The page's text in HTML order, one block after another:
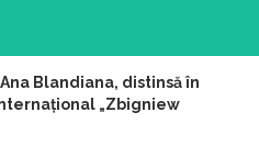
Ana Blandiana, distinsă în
„Zbigniew